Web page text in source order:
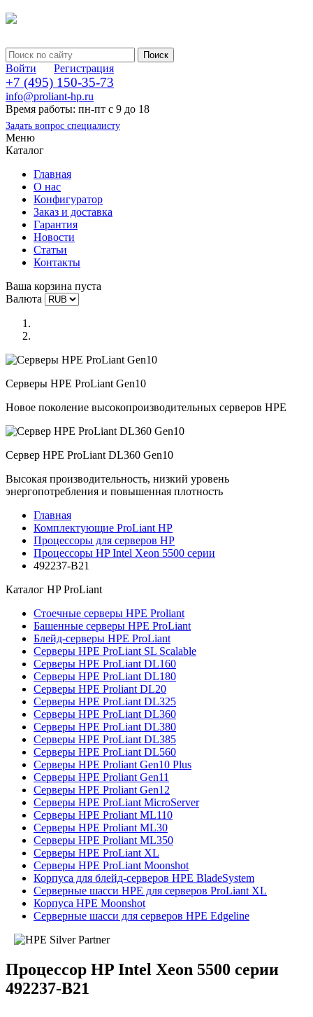
Войти Регистрация
+7 (495) 150-35-73
info@proliant-hp.ru
Время работы: пн-пт с 9 до 18
Задать вопрос специалисту
Меню
Каталог
Главная
О нас
Конфигуратор
Заказ и доставка
Гарантия
Новости
Статьи
Контакты
Ваша корзина пуста
Валюта
Серверы HPE ProLiant Gen10
Новое поколение высокопроизводительных серверов HPE
Сервер HPE ProLiant DL360 Gen10
Высокая производительность, низкий уровень
энергопотребления и повышенная плотность
Главная
Комплектующие ProLiant HP
Процессоры для серверов HP
Процессоры HP Intel Xeon 5500 серии
492237-B21
Каталог HP ProLiant
Стоечные серверы HPE Proliant
Башенные серверы HPE ProLiant
Блейд-серверы HPE ProLiant
Серверы HPE ProLiant SL Scalable
Серверы HPE ProLiant DL160
Серверы HPE ProLiant DL180
Серверы HPE Proliant DL20
Серверы HPE ProLiant DL325
Серверы HPE ProLiant DL360
Серверы HPE ProLiant DL380
Серверы HPE ProLiant DL385
Серверы HPE ProLiant DL560
Серверы HPE Proliant Gen10 Plus
Серверы HPE Proliant Gen11
Серверы HPE Proliant Gen12
Серверы HPE ProLiant MicroServer
Серверы HPE Proliant ML110
Серверы HPE Proliant ML30
Серверы HPE Proliant ML350
Серверы HPE ProLiant XL
Серверы HPE ProLiant Moonshot
Корпуса для блейд-серверов HPE BladeSystem
Серверные шасси HPE для серверов ProLiant XL
Корпуса HPE Moonshot
Серверные шасси для серверов HPE Edgeline
Процессор HP Intel Xeon 5500 серии
492237-B21